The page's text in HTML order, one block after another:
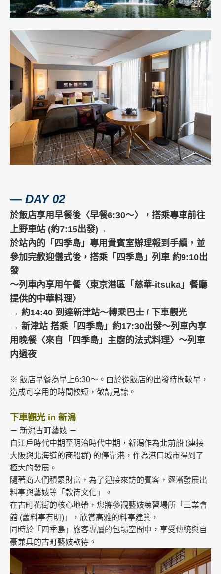
― DAY 02
於飯店享用早餐後〈早餐6:30～〉，搭乘專車前往
上野車站 (約7:15出發)→
於站內的「四季島」專用貴賓室辦理報到手續，並
參加完歡迎儀式後，搭乘「四季島」列車 約9:10出
發
～列車內享用午餐〈東京港區「慈華-itsuka」餐廳
提供的中華料理〉
→ 約14:40 到達新津站～轉乘巴士 / 下車觀光
→ 新津站 搭乘「四季島」約17:30出發～列車內享
用晚餐〈來自「四季島」主廚的法式料理〉～列車
内過夜
※ 飯店早餐為早上6:30～。由於從飯店的出發時間較早，
造成可享用的時間較短，敬請見諒。
下車觀光 in 新潟
－ 新潟古町藝妓 －
自江戶時代中期至明治時代中期，新潟作為北前船 (連接
大阪與北海道的商船群) 的停靠港，作為港口城市得到了
極大的發展。
隨著商人們積累財富，為了迎接來訪的賓客，逐漸發展出
料亭與藝妓等「款待文化」。
在古町花街的核心地帶，您將參觀藝妓練習場所「三業會
館 (舊料亭有明)」，欣賞高雅的料亭建築，
同時於「四季島」旅客專屬的包場空間中，享受傳統與自
豪兼具的古町藝妓款待。